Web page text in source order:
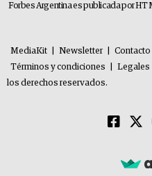
Forbes Argentina es publicada por HT
MediaKit Newsletter Contacto
Términos y condiciones
Legales
los derechos reservados.